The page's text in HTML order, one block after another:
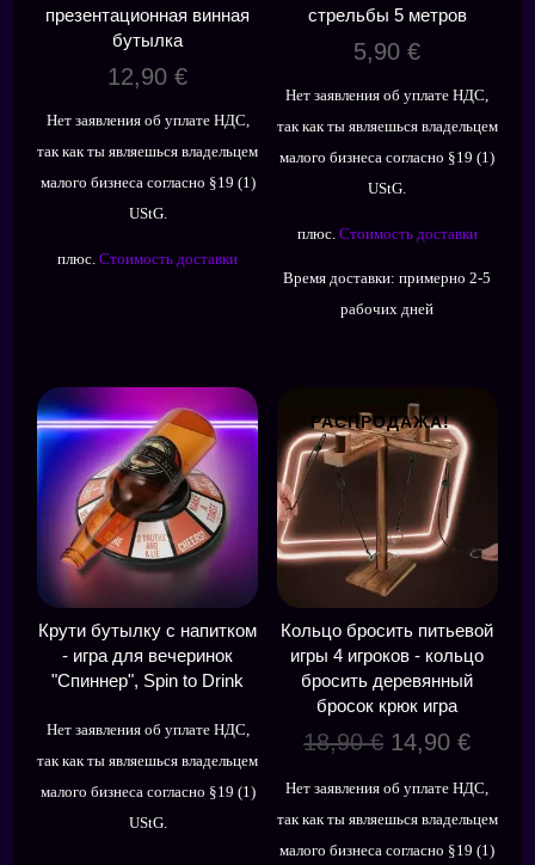
презентационная винная
бутылка
12,90€
Нет заявления об уплате НДС,
так как ты являешься владельцем
малого бизнеса согласно §19 (1)
UStG.
плюс.Стоимость доставки
стрельбы 5 метров
5,90€
Нет заявления об уплате НДС,
так как ты являешься владельцем
малого бизнеса согласно §19 (1)
UStG.
плюс. Стоимость доставки
Время доставки:примерно 2-5
рабочих дней
Крути бутылку с напитком
- игра для вечеринок
"Спиннер", Spin to Drink
Нет заявления об уплате НДС,
так как ты являешься владельцем
малого бизнеса согласно §19 (1)
UStG.
РАСПРОДАЖА!
Кольцо бросить питьевой
игры 4 игроков - кольцо
бросить деревянный
бросок крюк игра
18,90€
составляла
18,90 €.
14,90€
Нет заявления об уплате НДС,
так как ты являешься владельцем
малого бизнеса согласно §19 (1)